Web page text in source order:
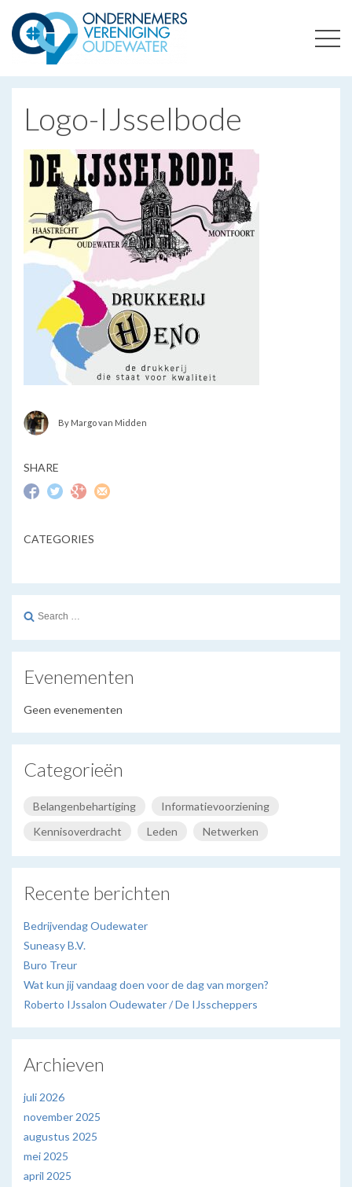
ONDERNEMERSVERENIGING OUDEWATER
Logo-IJsselbode
By Margo van Midden
SHARE
CATEGORIES
Search
Evenementen
Geen evenementen
Categorieën
Belangenbehartiging
Informatievoorziening
Kennisoverdracht
Leden Netwerken
Recente berichten
Bedrijvendag Oudewater
Suneasy B.V.
Buro Treur
Wat kun jij vandaag doen voor de dag van morgen?
Roberto IJssalon Oudewater / De IJsscheppers
Archieven
juli 2026
november 2025
augustus 2025
mei 2025
april 2025